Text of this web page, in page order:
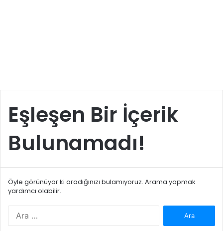
Eşleşen Bir İçerik
Bulunamadı!
Öyle görünüyor ki aradığınızı bulamıyoruz. Arama yapmak
yardımcı olabilir.